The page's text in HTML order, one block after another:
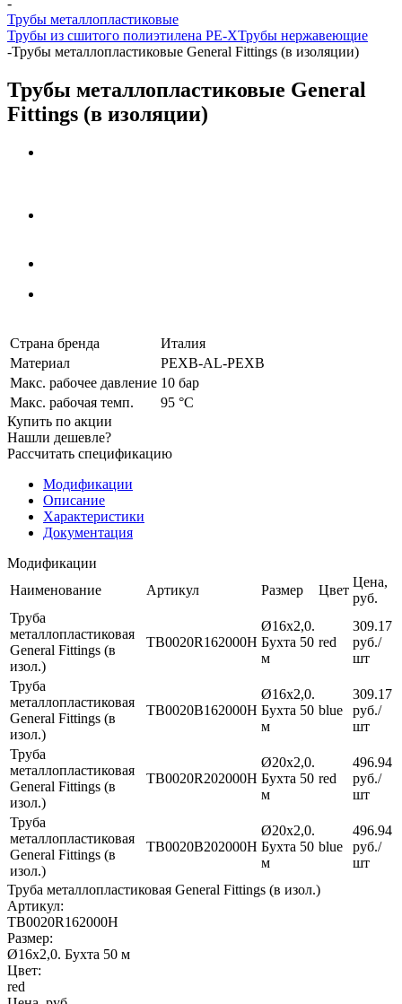
-
Трубы металлопластиковые
Трубы из сшитого полиэтилена PE-XТрубы нержавеющие
-Трубы металлопластиковые General Fittings (в изоляции)
Трубы металлопластиковые General
Fittings (в изоляции)
Страна бренда
Италия
Материал
PEXB-AL-PEXB
Макс. рабочее давление 10 бар
Макс. рабочая темп.
95 °С
Купить по акции
Нашли дешевле?
Рассчитать спецификацию
Модификации
Описание
Характеристики
Документация
Модификации
Наименование
Артикул Размер Цвет
Цена,
pуб.
Труба
металлопластиковая
General Fittings (в
изол.)
TB0020R162000H
Ø16х2,0.
Бухта 50
м
red
309.17
руб./
шт
Труба
металлопластиковая
General Fittings (в
изол.)
TB0020B162000H
Ø16х2,0.
Бухта 50
м
blue
309.17
руб./
шт
Труба
металлопластиковая
General Fittings (в
изол.)
TB0020R202000H
Ø20х2,0.
Бухта 50
м
red
496.94
руб./
шт
Труба
металлопластиковая
General Fittings (в
изол.)
TB0020B202000H
Ø20х2,0.
Бухта 50
м
blue
496.94
руб./
шт
Труба металлопластиковая General Fittings (в изол.)
Артикул:
TB0020R162000H
Размер:
Ø16х2,0. Бухта 50 м
Цвет:
red